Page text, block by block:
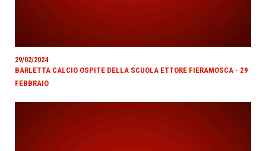
29/02/2024
BARLETTA CALCIO OSPITE DELLA SCUOLA ETTORE FIERAMOSCA - 29
FEBBRAIO